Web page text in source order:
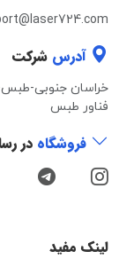
آدرس شرکت
خراسان جنوبی-
فناور طبس
فروشگاه در
لینک مفید